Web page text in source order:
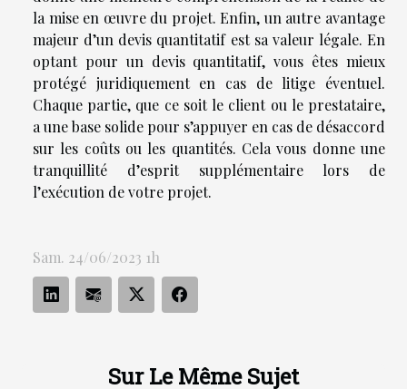
Sur Le Même Sujet
la mise en œuvre du projet. Enfin, un autre avantage
majeur d’un devis quantitatif est sa valeur légale. En
optant pour un devis quantitatif, vous êtes mieux
protégé juridiquement en cas de litige éventuel.
Chaque partie, que ce soit le client ou le prestataire,
a une base solide pour s’appuyer en cas de désaccord
sur les coûts ou les quantités. Cela vous donne une
tranquillité d’esprit supplémentaire lors de
l’exécution de votre projet.
Sam. 24/06/2023 1h